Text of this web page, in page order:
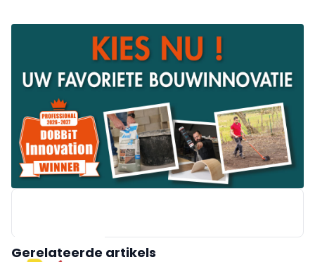
Gerelateerde artikels